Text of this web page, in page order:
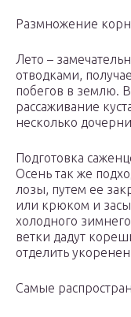
Размножение
Лето –
отводками,
побегов в землю.
рассаживание
несколько
Подготовка
Осень так же
лозы, путем ее
или крюком и
холодного
ветки дадут
отделить
Самые